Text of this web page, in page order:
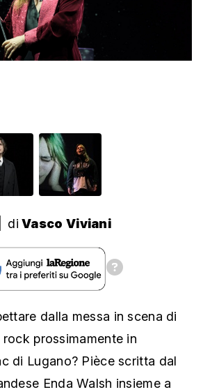
di Vasco Viviani
dalla messa in scena di
rock prossimamente in
di Lugano? Pièce scritta dal
Enda Walsh insieme a